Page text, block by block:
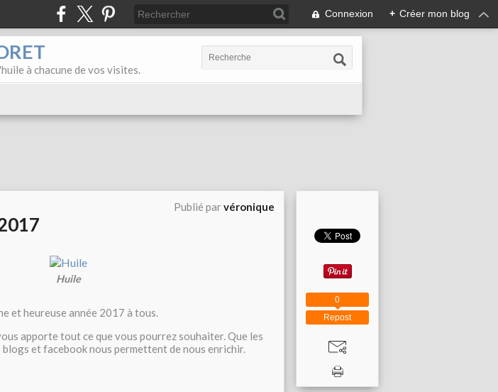
Connexion + Créer mon blog
à chacune de vos visites.
Publié parvéronique
Huile
et heureuse année 2017 à tous.
apporte tout ce que vous pourrez souhaiter. Que les
et facebook nous permettent de nous enrichir.
Repost
0